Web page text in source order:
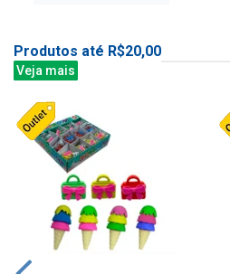
Produtos até R$20,00
Veja mais